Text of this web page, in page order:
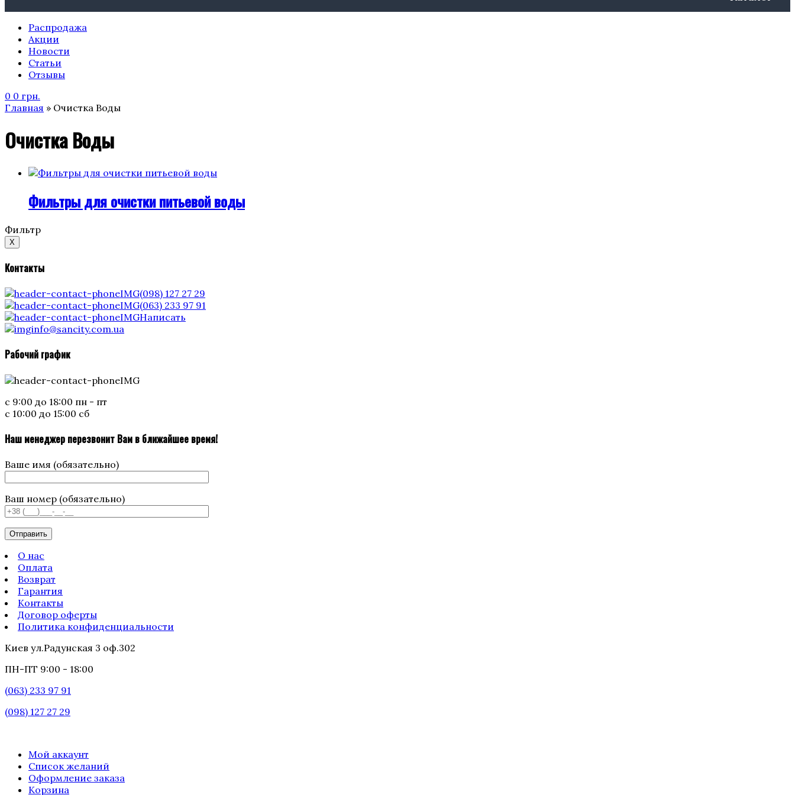
Распродажа
Акции
Новости
Статьи
Отзывы
0 0 грн.
Главная » Очистка Воды
Очистка Воды
Фильтры для очистки питьевой воды
Фильтр
X
Контакты
(098) 127 27 29
(063) 233 97 91
Написать
info@sancity.com.ua
Рабочий график
с 9:00 до 18:00 пн - пт
с 10:00 до 15:00 сб
Наш менеджер перезвонит Вам в ближайшее время!
Ваше имя (обязательно)
Ваш номер (обязательно)
О нас
Оплата
Возврат
Гарантия
Контакты
Договор оферты
Политика конфиденциальности
Киев ул.Радунская 3 оф.302
ПН-ПТ 9:00 - 18:00
(063) 233 97 91
(098) 127 27 29
Мой аккаунт
Список желаний
Оформление заказа
Корзина